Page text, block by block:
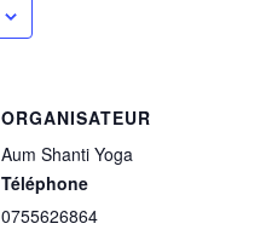
ORGANISATEUR
Aum Shanti Yoga
Téléphone
0755626864